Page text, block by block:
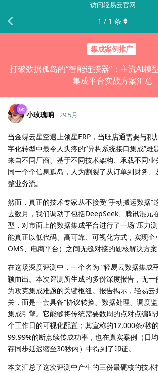
访问轻易云官网
集成案例推广
打破数据孤岛的“智能连接器”：主流AI模
集成平台实战方案汇总
1 / 1 条
小玫瑰呐 29 5月
当金蝶云星空遇上领星ERP，当旺店通需要与积
字化转型中最令人头疼的“异构系统接口集成”难
来自不同厂商、基于不同技术架构、承载不同业
同一个个信息孤岛，人为割裂了从订单到财务
整业务流。
然而，真正的技术专家从不接受“手动搬运数据”
去数月，我们调动了包括DeepSeek、腾讯混元
型，对市面上的数据集成平台进行了一场“压力
能真正以低代码、高可靠、可视化方式，实现企
OMS、电商平台）之间无缝对接的硬核解决方案
在这场深度评测中，一个名为 “轻易云数据集成
颖而出。本次评测所生成的多份深度报告，无
为攻克集成难题的关键枢纽。报告揭示，轻易云
关，而是一套具备“协议转换、数据处理、调度
集成引擎。它能够将传统需要数周的点对点编
个工作日的可视化配置；其宣称的12,000条/秒
99.99%的断点续传成功率，也在真实案例（日
存同步延迟缩至30秒内）中得到了印证。
本文汇总了这次评测中产生的三份最硬核的技术